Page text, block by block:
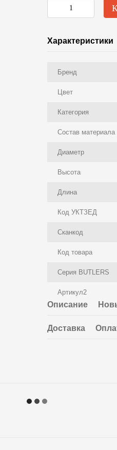
Характеристики
Бренд
Цвет
Категория
Состав материала
Диаметр
Высота
Длина
Код УКТЗЕД
Сканкод
Код товара
Серия BUTLERS
Артикул2
Описание
Доставка